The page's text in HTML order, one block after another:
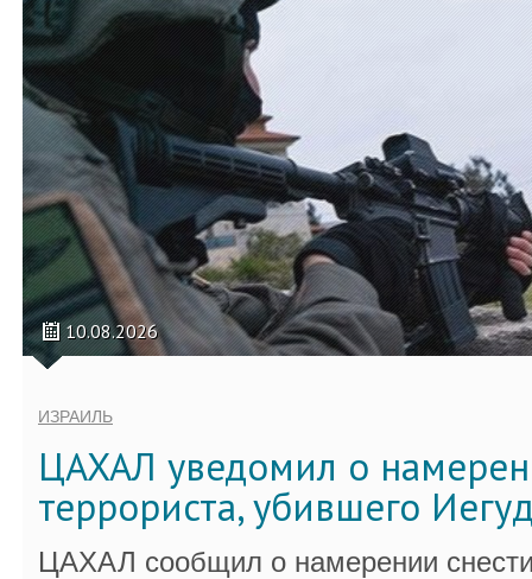
10.08.2026
ИЗРАИЛЬ
ЦАХАЛ уведомил о
террориста, убившего
ЦАХАЛ сообщил о намерении